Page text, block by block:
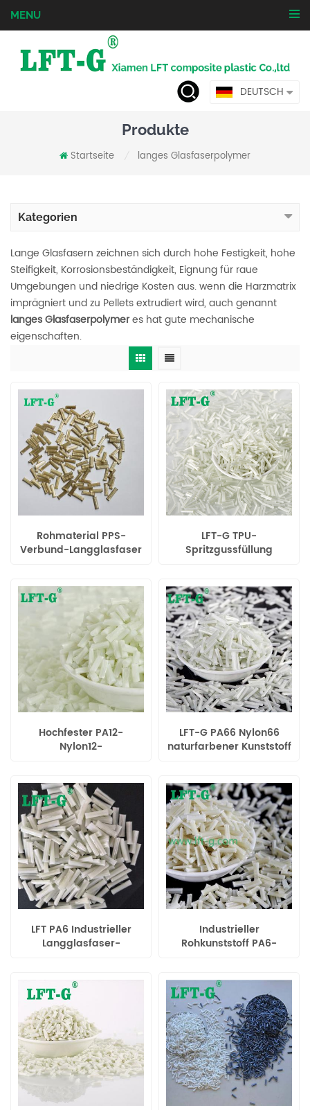
MENU
DEUTSCH
Produkte
Startseite langes Glasfaserpolymer
Kategorien
Lange Glasfasern zeichnen sich durch hohe Festigkeit, hohe
Steifigkeit, Korrosionsbeständigkeit, Eignung für raue
Umgebungen und niedrige Kosten aus. wenn die Harzmatrix
imprägniert und zu Pellets extrudiert wird, auch genannt
langes Glasfaserpolymeres hat gute mechanische
eigenschaften.
Rohmaterial PPS-
Verbund-Langglasfaser
LFT-G TPU-
Spritzgussfüllung
Hochfester PA12-
Nylon12-
die Automobilindustrie
LFT-G PA66 Nylon66
naturfarbener Kunststoff
LFT PA6 Industrieller
Langglasfaser-
Industrieller
Rohkunststoff PA6-
Automobilteile